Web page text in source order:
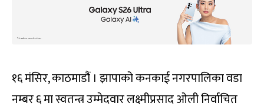
१६ मंसिर, काठमाडौं । झापाको कनकाई नगरपालिका वडा
नम्बर ६ मा स्वतन्त्र उम्मेदवार लक्ष्मीप्रसाद ओली निर्वाचित